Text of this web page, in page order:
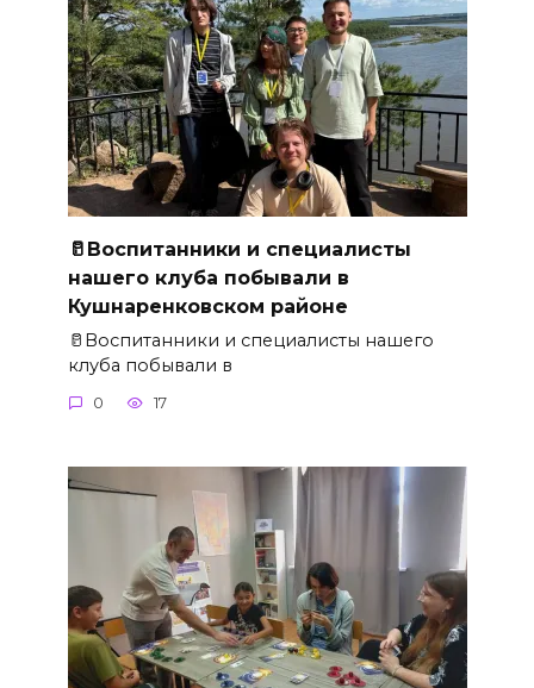
🥛Воспитанники и специалисты
нашего клуба побывали в
Кушнаренковском районе
🥛Воспитанники и специалисты нашего
клуба побывали в
0 17